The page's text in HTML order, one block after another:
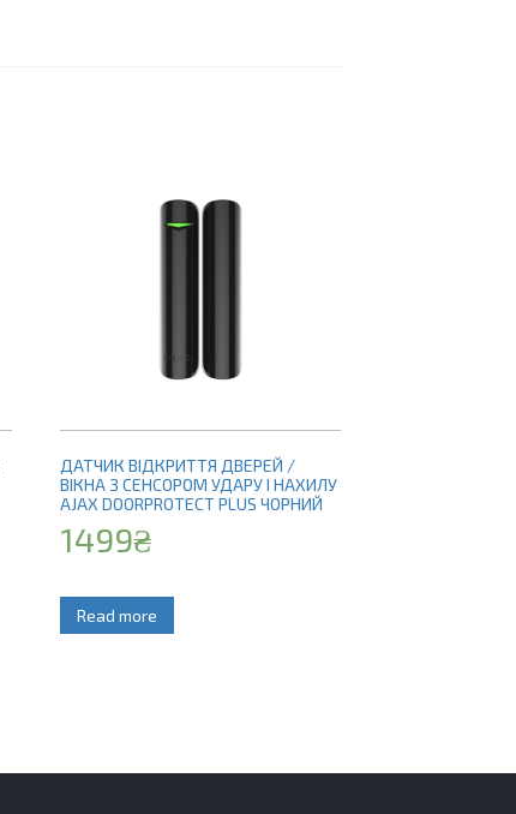
ДАТЧИК ВІДКРИТТЯ ДВЕРЕЙ /
ВІКНА З СЕНСОРОМ УДАРУ І НАХИЛУ
AJAX DOORPROTECT PLUS ЧОРНИЙ
1499₴
Read more